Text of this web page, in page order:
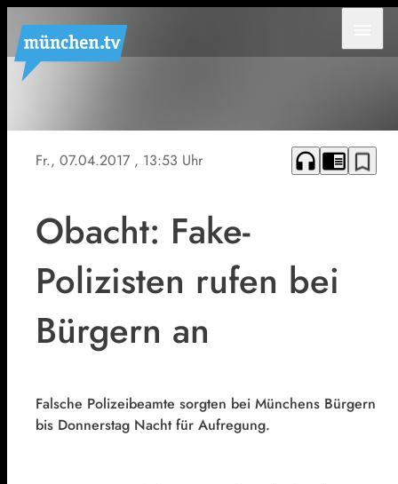
Immer mehr
geschehen
über das
Fr., 07.04.2017 , 13:53 Uhr headphones chrome_reader_mode bookmark_border
Obacht: Fake-
Polizisten rufen bei
Bürgern an
Falsche Polizeibeamte sorgten bei Münchens Bürgern
bis Donnerstag Nacht für Aufregung.